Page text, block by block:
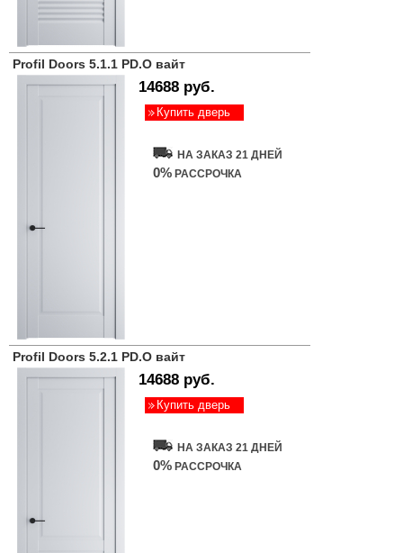
Profil Doors 5.1.1 PD.O вайт
14688 руб.
Купить дверь
НА ЗАКАЗ 21 ДНЕЙ
0% РАССРОЧКА
Profil Doors 5.2.1 PD.O вайт
14688 руб.
Купить дверь
НА ЗАКАЗ 21 ДНЕЙ
0% РАССРОЧКА